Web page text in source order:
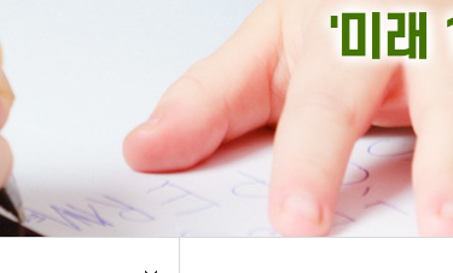
장학제도
휴·복학·재입학·자퇴
종합시험
학위논문
학위논문대체
양식자료실
'미래